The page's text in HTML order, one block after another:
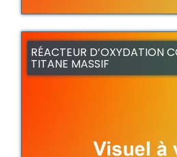
RÉACTEUR D’OXYDATION
TITANE MASSIF